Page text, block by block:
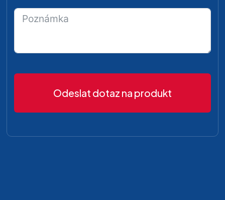
Odeslat dotaz na produkt